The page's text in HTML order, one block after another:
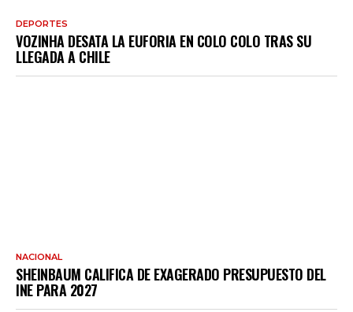
DEPORTES
VOZINHA DESATA LA EUFORIA EN COLO COLO TRAS SU
LLEGADA A CHILE
NACIONAL
SHEINBAUM CALIFICA DE EXAGERADO PRESUPUESTO DEL
INE PARA 2027